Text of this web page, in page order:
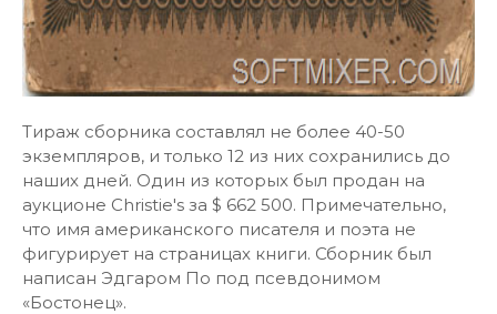
Тираж сборника составлял не более 40-50
экземпляров, и только 12 из них сохранились до
наших дней. Один из которых был продан на
аукционе Christie's за $ 662 500. Примечательно,
что имя американского писателя и поэта не
фигурирует на страницах книги. Сборник был
написан Эдгаром По под псевдонимом
«Бостонец».